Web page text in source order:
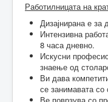
Работилницата на
Дизајнирана е за
Интензивна
8 часа дневно.
Искусни
знаење од
Ви дава
се занимавата со